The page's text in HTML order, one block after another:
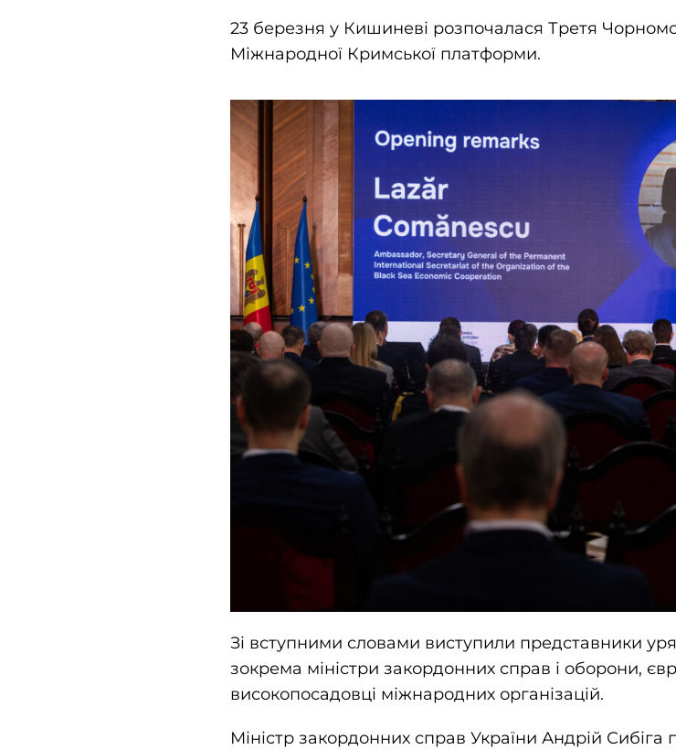
23 березня у Кишиневі розпочалася Третя
Міжнародної Кримської платформи.
Зі вступними словами виступили представники
зокрема міністри закордонних справ і оборони,
високопосадовці міжнародних організацій.
Міністр закордонних справ України Андрій